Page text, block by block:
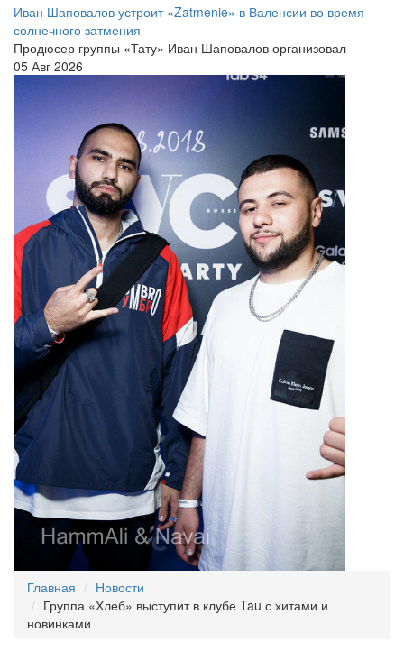
Иван Шаповалов устроит «Zatmenie» в Валенсии во время
солнечного затмения
Продюсер группы «Тату» Иван Шаповалов организовал
05 Авг 2026
Главная
Новости
Группа «Хлеб» выступит в клубе Tau с хитами и
новинками